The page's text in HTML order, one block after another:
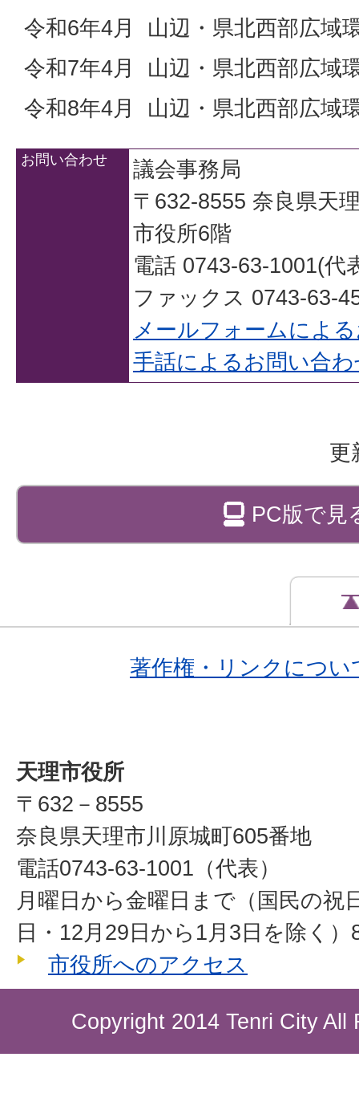
令和6年4月 山辺・県北西部広域
令和7年4月 山辺・県北西部広域
令和8年4月 山辺・県北西部広域
お問い合わせ
議会事務局
〒632-8555 奈良県天
市役所6階
電話 0743-63-1001(代
ファックス 0743-63-
メールフォームによ
手話によるお問い合
更
PC版で見
著作権・リンクについ
天理市役所
〒632－8555
奈良県天理市川原城町605番地
電話0743-63-1001（代表）
月曜日から金曜日まで（国民の祝
日・12月29日から1月3日を除く
市役所へのアクセス
Copyright 2014 Tenri City All